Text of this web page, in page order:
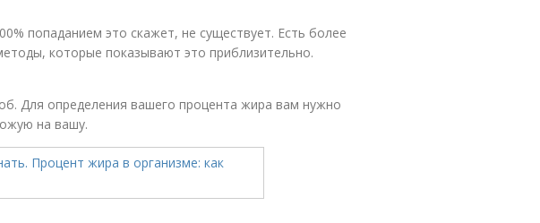
попаданием это скажет, не существует. Есть более
которые показывают это приблизительно.
Для определения вашего процента жира вам нужно
на вашу.